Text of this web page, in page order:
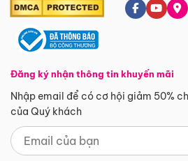
Đăng ký nhận thông tin khuyến mãi
Nhập email để có cơ hội giảm 50%
của Quý khách